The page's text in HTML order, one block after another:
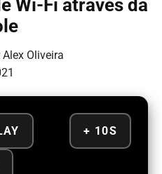
Wi-Fi através da
Oliveira
+ 10S